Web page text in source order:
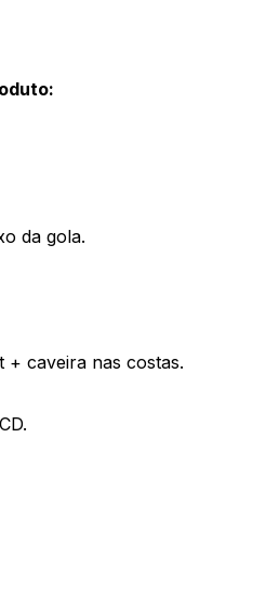
da gola.
+ caveira nas costas.